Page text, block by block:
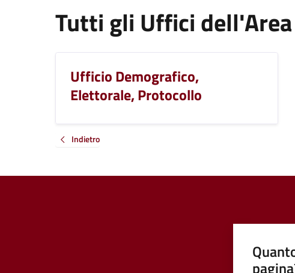
Tutti gli Uffici
Ufficio Demografico,
Elettorale, Protocollo
Indietro